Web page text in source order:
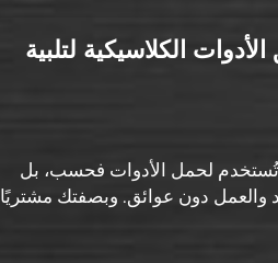
الكلاسيكية لتلبية
تُستخدم لحمل الأدوات فحسب، بل
والعمل دون عوائق. وبصفتك مشتريًا